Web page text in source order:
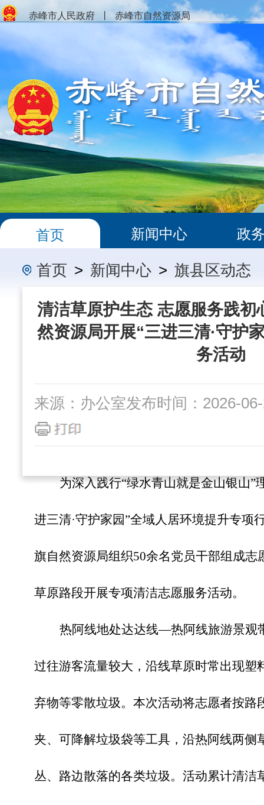
赤峰市人民政府 赤峰市自然资源局
首页 新闻中心 政
首页 > 新闻中心 > 旗县区动态
清洁草原护生态 志愿服务践
然资源局开展“三进三清·守护
务活动
来源：办公室发布时间：2026-
为深入践行“绿水青山就是金山银山”
进三清·守护家园”全域人居环境提升专项
旗自然资源局组织50余名党员干部组成志
草原路段开展专项清洁志愿服务活动。
热阿线地处达达线—热阿线旅游景观
过往游客流量较大，沿线草原时常出现塑
弃物等零散垃圾。本次活动将志愿者按路
夹、可降解垃圾袋等工具，沿热阿线两侧
丛、路边散落的各类垃圾。活动累计清洁